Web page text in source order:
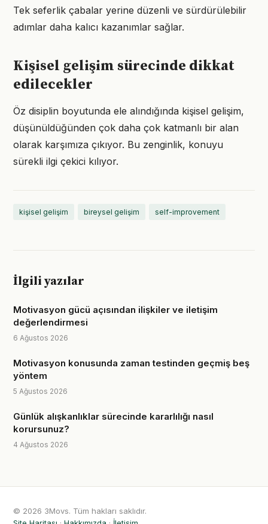
Tek seferlik çabalar yerine düzenli ve sürdürülebilir
adımlar daha kalıcı kazanımlar sağlar.
Kişisel gelişim sürecinde dikkat
edilecekler
Öz disiplin boyutunda ele alındığında kişisel gelişim,
düşünüldüğünden çok daha çok katmanlı bir alan
olarak karşımıza çıkıyor. Bu zenginlik, konuyu
sürekli ilgi çekici kılıyor.
kişisel gelişim bireysel gelişim self-improvement
İlgili yazılar
Motivasyon gücü açısından ilişkiler ve iletişim
değerlendirmesi
6 Ağustos 2026
Motivasyon konusunda zaman testinden geçmiş beş
yöntem
5 Ağustos 2026
Günlük alışkanlıklar sürecinde kararlılığı nasıl
korursunuz?
4 Ağustos 2026
© 2026 3Movs. Tüm hakları saklıdır.